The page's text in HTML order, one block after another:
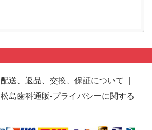
配送、返品、交換、保証について
松島歯科通販-プライバシーに関する